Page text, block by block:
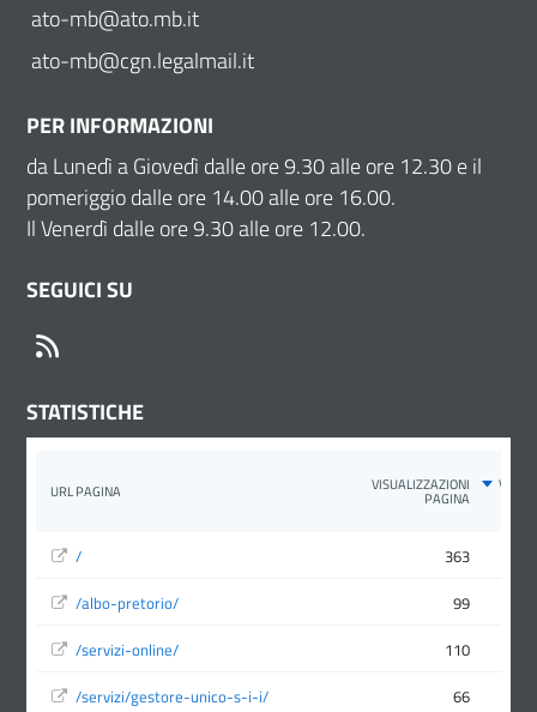
ato-mb@ato.mb.it
ato-mb@cgn.legalmail.it
PER INFORMAZIONI
da Lunedì a Giovedì dalle ore 9.30 alle ore 12.30 e il
pomeriggio dalle ore 14.00 alle ore 16.00.
Il Venerdì dalle ore 9.30 alle ore 12.00.
SEGUICI SU
STATISTICHE